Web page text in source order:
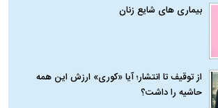
بیماری‌ های شایع زنان
از توقیف تا انتشار؛ آیا «کوری» ارزش این همه
حاشیه را داشت؟